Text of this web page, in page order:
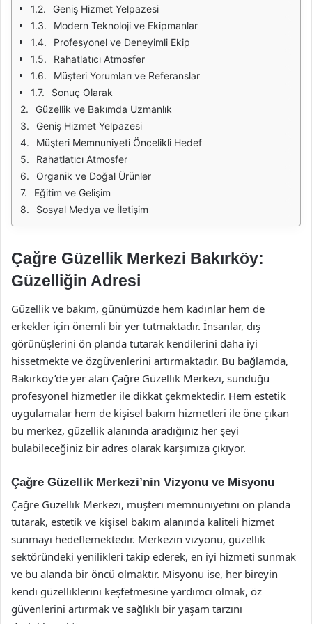
Geniş Hizmet Yelpazesi
Modern Teknoloji ve Ekipmanlar
Profesyonel ve Deneyimli Ekip
Rahatlatıcı Atmosfer
Müşteri Yorumları ve Referanslar
Sonuç Olarak
Güzellik ve Bakımda Uzmanlık
Geniş Hizmet Yelpazesi
Müşteri Memnuniyeti Öncelikli Hedef
Rahatlatıcı Atmosfer
Organik ve Doğal Ürünler
Eğitim ve Gelişim
Sosyal Medya ve İletişim
Çağre Güzellik Merkezi Bakırköy:
Güzelliğin Adresi
Güzellik ve bakım, günümüzde hem kadınlar hem de
erkekler için önemli bir yer tutmaktadır. İnsanlar, dış
görünüşlerini ön planda tutarak kendilerini daha iyi
hissetmekte ve özgüvenlerini artırmaktadır. Bu bağlamda,
Bakırköy’de yer alan Çağre Güzellik Merkezi, sunduğu
profesyonel hizmetler ile dikkat çekmektedir. Hem estetik
uygulamalar hem de kişisel bakım hizmetleri ile öne çıkan
bu merkez, güzellik alanında aradığınız her şeyi
bulabileceğiniz bir adres olarak karşımıza çıkıyor.
Çağre Güzellik Merkezi’nin Vizyonu ve Misyonu
Çağre Güzellik Merkezi, müşteri memnuniyetini ön planda
tutarak, estetik ve kişisel bakım alanında kaliteli hizmet
sunmayı hedeflemektedir. Merkezin vizyonu, güzellik
sektöründeki yenilikleri takip ederek, en iyi hizmeti sunmak
ve bu alanda bir öncü olmaktır. Misyonu ise, her bireyin
kendi güzelliklerini keşfetmesine yardımcı olmak, öz
güvenlerini artırmak ve sağlıklı bir yaşam tarzını